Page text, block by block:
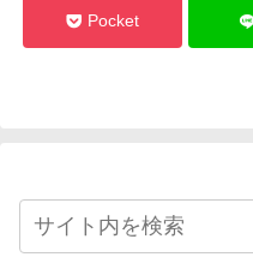
Pocket